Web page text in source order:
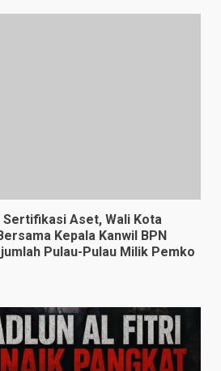
Sertifikasi Aset, Wali Kota
Kepala Kanwil BPN
Pulau-Pulau Milik Pemko